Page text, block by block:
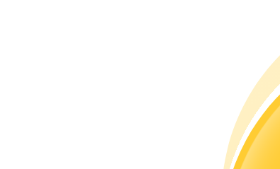
Наслаждайтесь распределением прибыли и